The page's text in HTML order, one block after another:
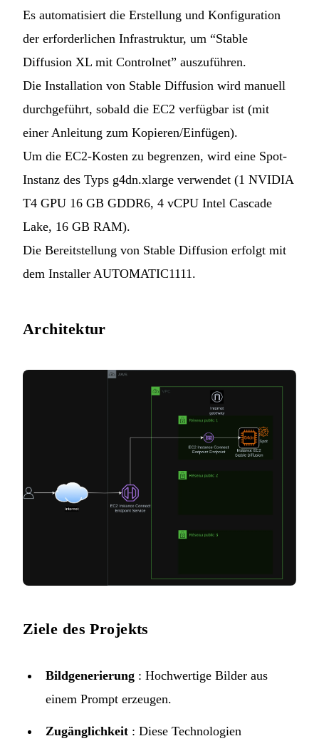
Es automatisiert die Erstellung und Konfiguration
der erforderlichen Infrastruktur, um “Stable
Diffusion XL mit Controlnet” auszuführen.
Die Installation von Stable Diffusion wird manuell
durchgeführt, sobald die EC2 verfügbar ist (mit
einer Anleitung zum Kopieren/Einfügen).
Um die EC2-Kosten zu begrenzen, wird eine Spot-
Instanz des Typs g4dn.xlarge verwendet (1 NVIDIA
T4 GPU 16 GB GDDR6, 4 vCPU Intel Cascade
Lake, 16 GB RAM).
Die Bereitstellung von Stable Diffusion erfolgt mit
dem Installer AUTOMATIC1111.
Architektur
Ziele des Projekts
Bildgenerierung : Hochwertige Bilder aus
einem Prompt erzeugen.
Zugänglichkeit : Diese Technologien